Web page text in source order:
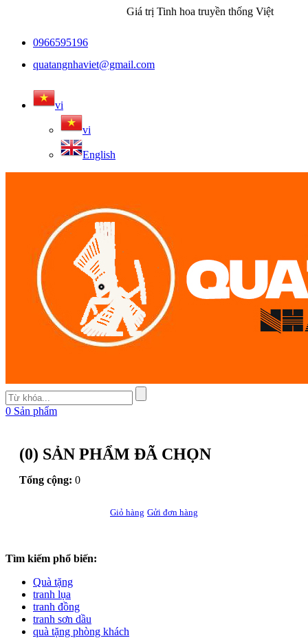
Giá trị Tinh hoa truyền thống Việt
0966595196
quatangnhaviet@gmail.com
vi
vi
English
0 Sản phẩm
(0) SẢN PHẨM ĐÃ CHỌN
Tổng cộng: 0
Giỏ hàng Gửi đơn hàng
Tìm kiếm phổ biến:
Quà tặng
tranh lụa
tranh đồng
tranh sơn dầu
quà tặng phòng khách